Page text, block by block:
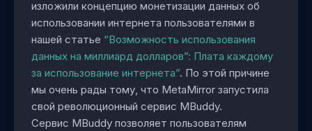
изложили концепцию монетизации данных об
использовании интернета пользователями в
нашей статье “Возможность использования
данных на миллиард долларов”: Плата каждому
за использование интернета”. По этой причине
мы очень рады тому, что MetaMirror запустила
свой революционный сервис MBuddy.
Сервис MBuddy позволяет пользователям